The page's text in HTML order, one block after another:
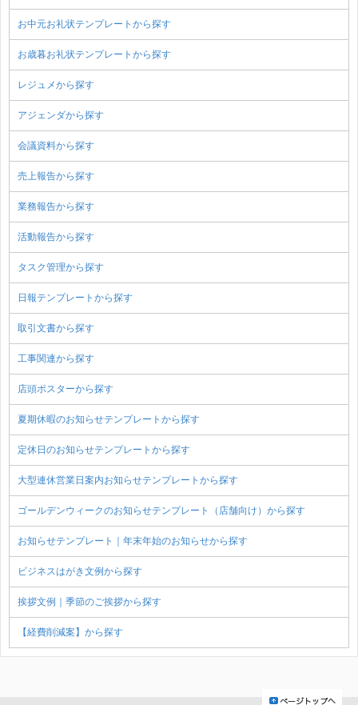
お中元お礼状テンプレートから探す
お歳暮お礼状テンプレートから探す
レジュメから探す
アジェンダから探す
会議資料から探す
売上報告から探す
業務報告から探す
活動報告から探す
タスク管理から探す
日報テンプレートから探す
取引文書から探す
工事関連から探す
店頭ポスターから探す
夏期休暇のお知らせテンプレートから探す
定休日のお知らせテンプレートから探す
大型連休営業日案内お知らせテンプレートから探す
ゴールデンウィークのお知らせテンプレート（店舗向け）から探す
お知らせテンプレート｜年末年始のお知らせから探す
ビジネスはがき文例から探す
挨拶文例｜季節のご挨拶から探す
【経費削減案】から探す